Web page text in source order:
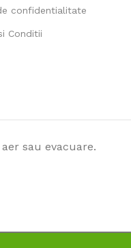
confidentialitate
Conditii